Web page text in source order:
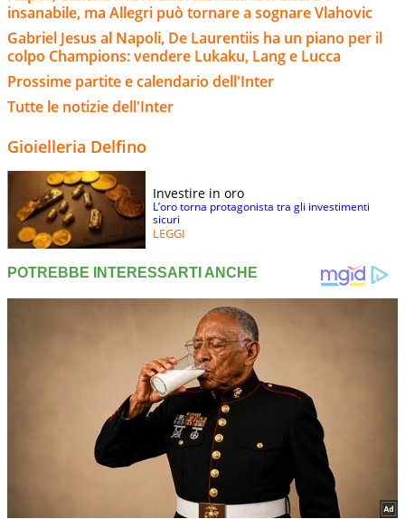
insanabile, ma Allegri può tornare a sognare Vlahovic
Gabriel Jesus al Napoli, De Laurentiis ha un piano per il
colpo Champions: vendere Lukaku, Lang e Lucca
Prossime partite e calendario dell'Inter
Tutte le notizie dell'Inter
Gioielleria Delfino
Investire in oro
L’oro torna protagonista tra gli investimenti
sicuri
LEGGI